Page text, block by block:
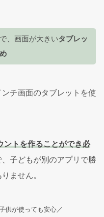
、画面が大きいタブレッ
ンチ画面のタブレットを使
ントを作ることができ必
、子どもが別のアプリで勝
ません。
供が使っても安心／